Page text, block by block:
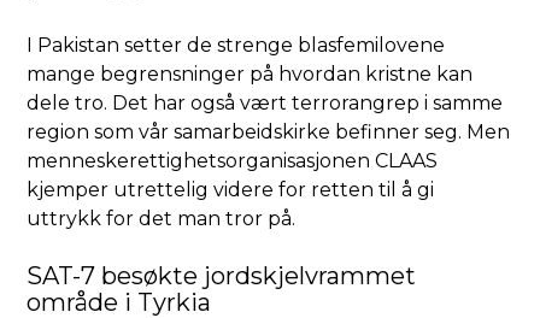
I Pakistan setter de strenge blasfemilovene
mange begrensninger på hvordan kristne kan
dele tro. Det har også vært terrorangrep i samme
region som vår samarbeidskirke befinner seg. Men
menneskerettighetsorganisasjonen CLAAS
kjemper utrettelig videre for retten til å gi
uttrykk for det man tror på.
SAT-7 besøkte jordskjelvrammet
område i Tyrkia